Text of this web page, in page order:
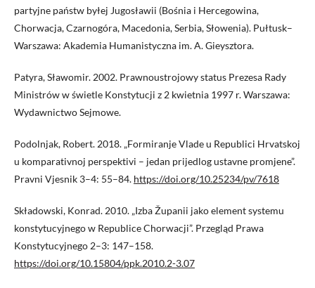
partyjne państw byłej Jugosławii (Bośnia i Hercegowina,
Chorwacja, Czarnogóra, Macedonia, Serbia, Słowenia). Pułtusk–
Warszawa: Akademia Humanistyczna im. A. Gieysztora.
Patyra, Sławomir. 2002. Prawnoustrojowy status Prezesa Rady
Ministrów w świetle Konstytucji z 2 kwietnia 1997 r. Warszawa:
Wydawnictwo Sejmowe.
Podolnjak, Robert. 2018. „Formiranje Vlade u Republici Hrvatskoj
u komparativnoj perspektivi – jedan prijedlog ustavne promjene”.
Pravni Vjesnik 3–4: 55–84. https://doi.org/10.25234/pv/7618
Składowski, Konrad. 2010. „Izba Županii jako element systemu
konstytucyjnego w Republice Chorwacji”. Przegląd Prawa
Konstytucyjnego 2–3: 147–158.
https://doi.org/10.15804/ppk.2010.2-3.07